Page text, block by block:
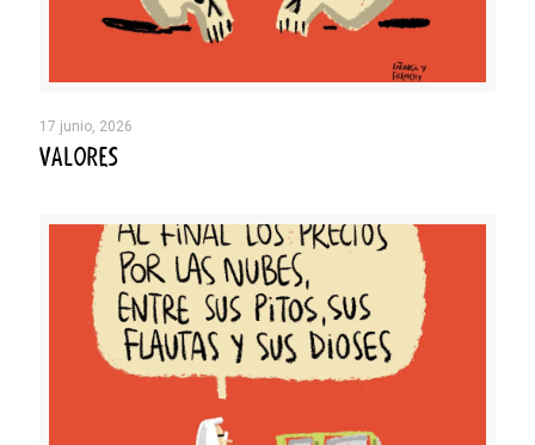
17 junio, 2026
VALORES